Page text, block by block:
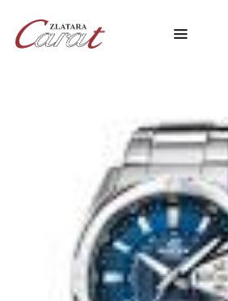
NASLOVNA
O NAMA
KONTAKT
SATOVI
SREBRNI NAKIT
ZLATNI NAKIT